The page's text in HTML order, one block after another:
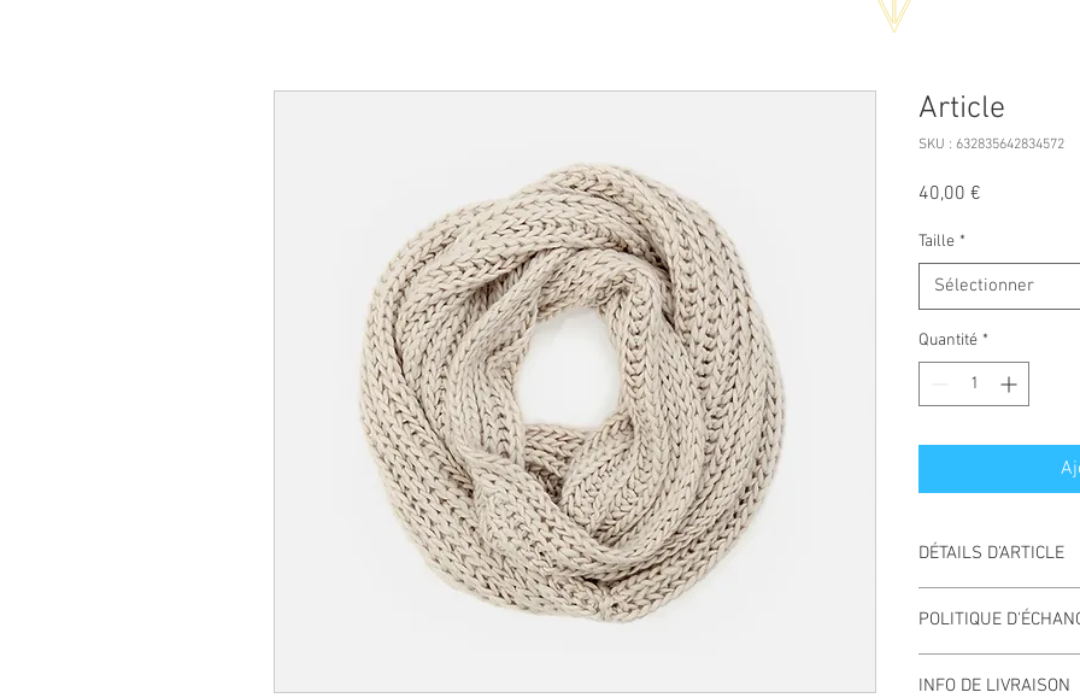
Article
SKU : 632835642834572
40,00 €
Taille *
Sélectionner
Quantité *
DÉTAILS D'ARTICLE
: taille, matière et
idéal pour expliquer
clients.
POLITIQUE
visiteurs des
INFO DE LIVRAISON